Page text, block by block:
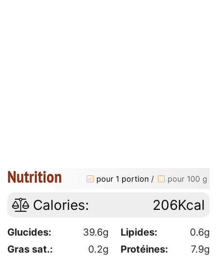
Nutrition pour 1 portion / pour 100 g
Calories: 206Kcal
Glucides: 39.6g Lipides:
0.6g
Gras sat.:
0.2g Protéines:
7.9g